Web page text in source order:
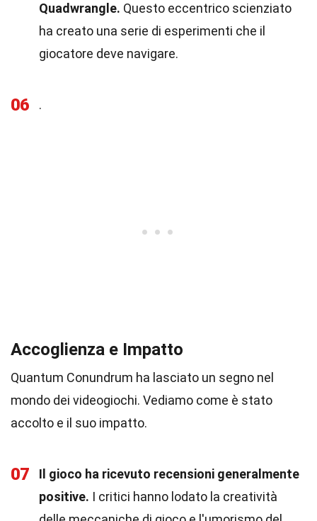
Quadwrangle. Questo eccentrico scienziato
ha creato una serie di esperimenti che il
giocatore deve navigare.
06 .
Accoglienza e Impatto
Quantum Conundrum ha lasciato un segno nel
mondo dei videogiochi. Vediamo come è stato
accolto e il suo impatto.
07
Il gioco ha ricevuto recensioni generalmente
positive. I critici hanno lodato la creatività